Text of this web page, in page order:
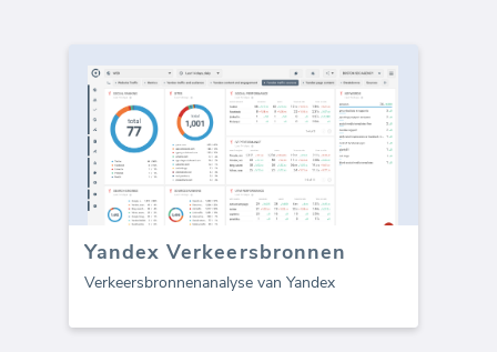
Yandex Verkeersbronnen
Verkeersbronnenanalyse van Yandex